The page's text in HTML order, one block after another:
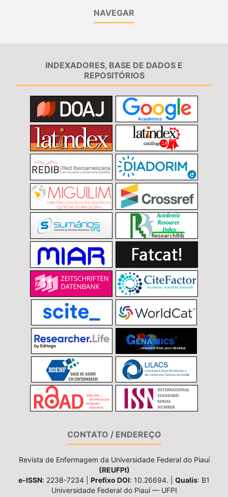
NAVEGAR
INDEXADORES, BASE DE DADOS E
REPOSITÓRIOS
CONTATO / ENDEREÇO
Revista de Enfermagem da Universidade Federal do Piauí
(REUFPI)
e-ISSN: 2238-7234 | Prefixo DOI: 10.26694. | Qualis: B1
Universidade Federal do Piauí — UFPI